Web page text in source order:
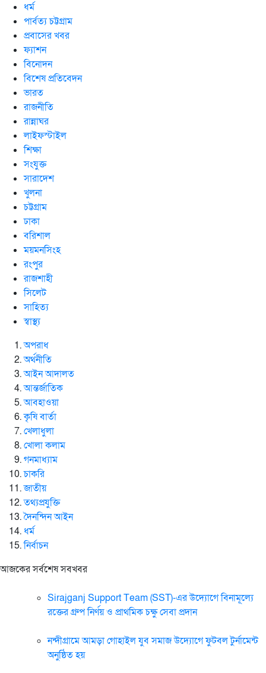
ধর্ম
পার্বত্য চট্টগ্রাম
প্রবাসের খবর
ফ্যাশন
বিনোদন
বিশেষ প্রতিবেদন
ভারত
রাজনীতি
রান্নাঘর
লাইফস্টাইল
শিক্ষা
সংযুক্ত
সারাদেশ
খুলনা
চট্টগ্রাম
ঢাকা
বরিশাল
ময়মনসিংহ
রংপুর
রাজশাহী
সিলেট
সাহিত্য
স্বাস্থ্য
অপরাধ
অর্থনীতি
আইন আদালত
আন্তর্জাতিক
আবহাওয়া
কৃষি বার্তা
খেলাধুলা
খোলা কলাম
গনমাধ্যাম
চাকরি
জাতীয়
তথ্যপ্রযুক্তি
দৈনন্দিন আইন
ধর্ম
নির্বাচন
আজকের সর্বশেষ সবখবর
Sirajganj Support Team (SST)-এর উদ্যোগে বিনামূল্যে
রক্তের গ্রুপ নির্ণয় ও প্রাথমিক চক্ষু সেবা প্রদান
নন্দীগ্রামে আমড়া গোহাইল যুব সমাজ উদ্যোগে ফুটবল টুর্নামেন্ট
অনুষ্ঠিত হয়